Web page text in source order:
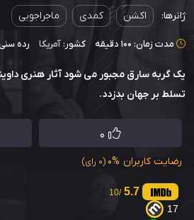
ژانرها: اکشن کمدی ماجراجویی
مدت زمان: 100 دقیقه کشور:آمریکا رده
یک گربه سارق مجبور می شود آثار هنری
تسلط بر جهان بدزدد.
0
رضایت کاربران 0% (0 رای)
5.7
/10
17